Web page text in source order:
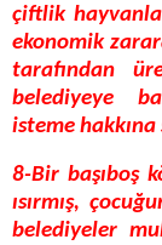
çiftlik
ekonomik
tarafından
belediyeye
isteme
8-Bir başıboş
ısırmış,
belediyeler